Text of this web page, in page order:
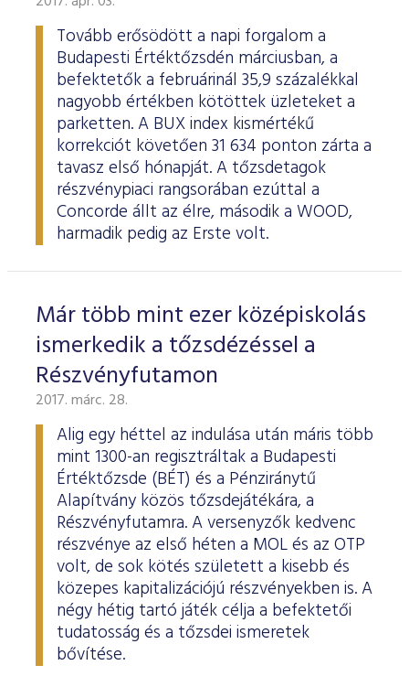
ESG Útmutató
Tovább erősödött a napi forgalom a
Budapesti Értéktőzsdén márciusban, a
befektetők a februárinál 35,9 százalékkal
nagyobb értékben kötöttek üzleteket a
parketten. A BUX index kismértékű
korrekciót követően 31 634 ponton zárta a
tavasz első hónapját. A tőzsdetagok
részvénypiaci rangsorában ezúttal a
Concorde állt az élre, második a WOOD,
harmadik pedig az Erste volt.
Már több mint ezer középiskolás
ismerkedik a tőzsdézéssel a
Részvényfutamon
2017. márc. 28.
Alig egy héttel az indulása után máris több
mint 1300-an regisztráltak a Budapesti
Értéktőzsde (BÉT) és a Pénziránytű
Alapítvány közös tőzsdejátékára, a
Részvényfutamra. A versenyzők kedvenc
részvénye az első héten a MOL és az OTP
volt, de sok kötés született a kisebb és
közepes kapitalizációjú részvényekben is. A
négy hétig tartó játék célja a befektetői
tudatosság és a tőzsdei ismeretek
bővítése.